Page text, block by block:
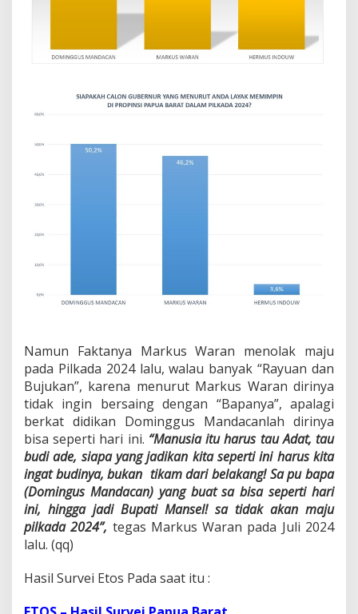
Namun Faktanya Markus Waran menolak maju
pada Pilkada 2024 lalu, walau banyak “Rayuan dan
Bujukan”, karena menurut Markus Waran dirinya
tidak ingin bersaing dengan “Bapanya”, apalagi
berkat didikan Dominggus Mandacanlah dirinya
bisa seperti hari ini. “Manusia itu harus tau Adat, tau
budi ade, siapa yang jadikan kita seperti ini harus kita
ingat budinya, bukan tikam dari belakang! Sa pu bapa
(Domingus Mandacan) yang buat sa bisa seperti hari
ini, hingga jadi Bupati Mansel! sa tidak akan maju
pilkada 2024”, tegas Markus Waran pada Juli 2024
lalu. (qq)
Hasil Survei Etos Pada saat itu :